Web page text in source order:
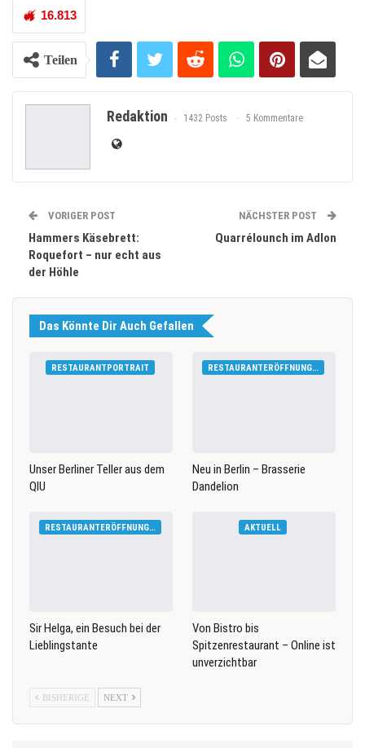
16.813
Teilen
Redaktion 1432 Posts 5 Kommentare
VORIGER POST
Hammers Käsebrett:
Roquefort – nur echt aus
der Höhle
NÄCHSTER POST
Quarrélounch im Adlon
Das Könnte Dir Auch Gefallen
RESTAURANTPORTRAIT
Unser Berliner Teller aus dem
QIU
RESTAURANTERÖFFNUNGEN
Neu in Berlin – Brasserie
Dandelion
RESTAURANTERÖFFNUNGEN
Sir Helga, ein Besuch bei der
Lieblingstante
AKTUELL
Von Bistro bis
Spitzenrestaurant – Online ist
unverzichtbar
BISHERIGE NEXT